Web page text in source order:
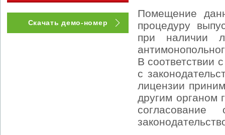
Скачать демо-номер
Помещение
процедуру
при наличии
В соответствии
с
лицензии
другим органом
согласование